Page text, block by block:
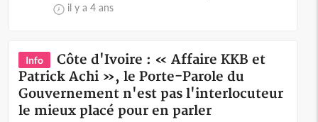
il y a 4 ans
Info
Côte d'Ivoire : « Affaire KKB et
Patrick Achi », le Porte-Parole du
Gouvernement n'est pas l'interlocuteur
le mieux placé pour en parler